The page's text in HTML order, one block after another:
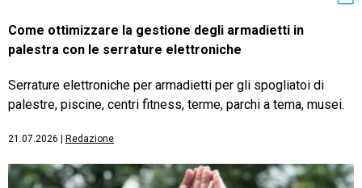
Come ottimizzare la gestione degli armadietti in
palestra con le serrature elettroniche
Serrature elettroniche per armadietti per gli spogliatoi di
palestre, piscine, centri fitness, terme, parchi a tema, musei.
21.07.2026 Redazione